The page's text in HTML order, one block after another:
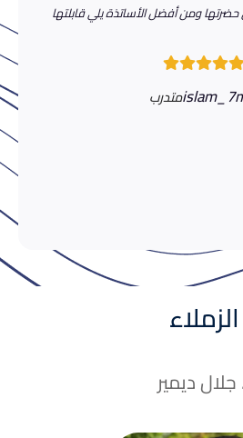
ومن أفضل الأساتذة يلي قابلتها
متدرب
الزملاء
جلال ديمير